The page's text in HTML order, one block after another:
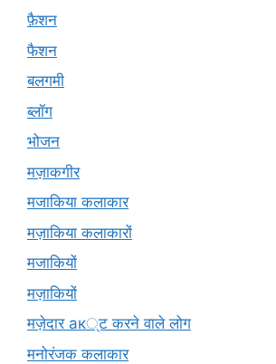
फ़ैशन
फैशन
बलगमी
ब्लॉग
भोजन
मज़ाकगीर
मजाकिया कलाकार
मज़ाकिया कलाकारों
मजाकियों
मज़ाकियों
मज़ेदार ак्ट करने वाले लोग
मनोरंजक कलाकार